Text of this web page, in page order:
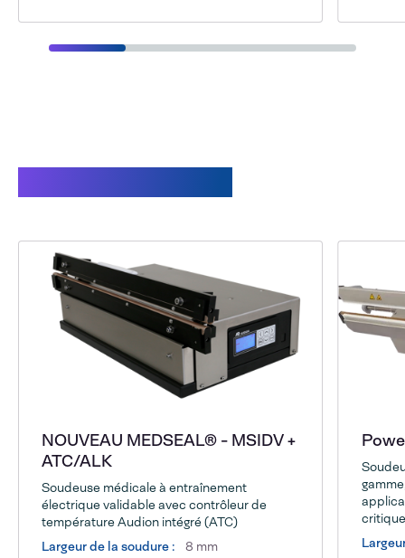
NOUVEAU MEDSEAL® - MSIDV +
ATC/ALK
Soudeuse médicale à entraînement
électrique validable avec contrôleur de
température Audion intégré (ATC)
Largeur de la soudure :
8 mm